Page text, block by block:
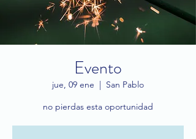
Evento
jue, 09 ene
  |
San Pablo
no pierdas esta oportunidad